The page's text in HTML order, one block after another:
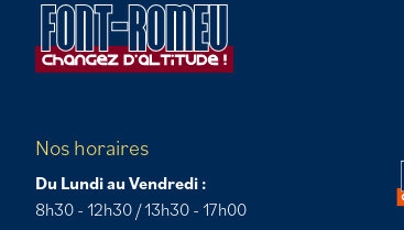
Nos horaires
Du Lundi au Vendredi :
8h30 - 12h30 / 13h30 - 17h00